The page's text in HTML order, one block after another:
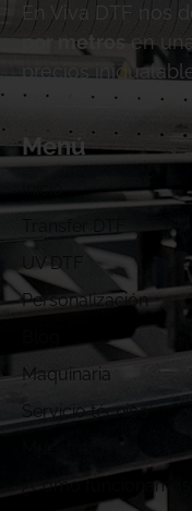
En Viva DTF nos
por metros
en
precios
Menú
UV DTF
Personalización
Maquinaria
Servicio técnico
¿Cómo funcionamos?